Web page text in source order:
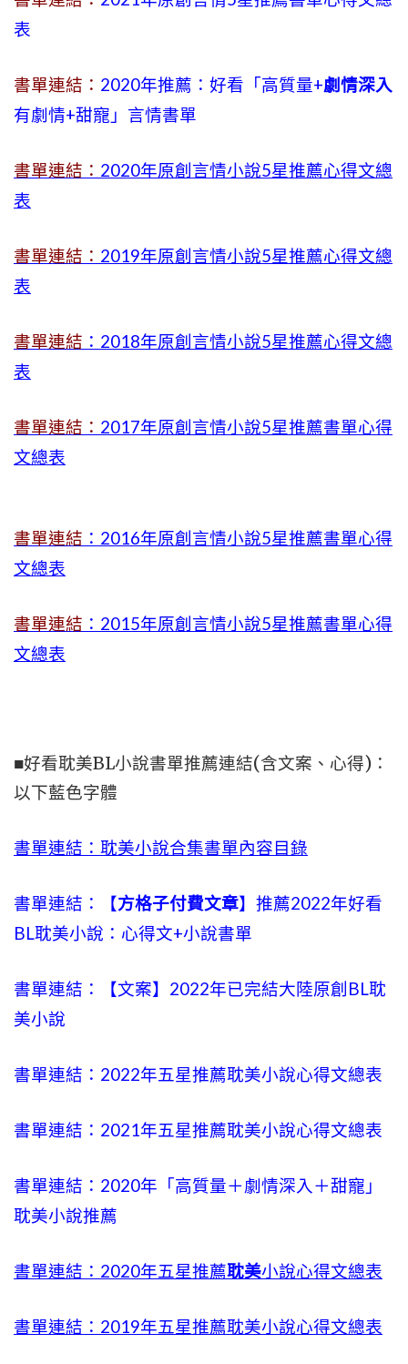
表
書單連結： 2020年推薦：好看「高質量+劇情深入
有劇情+甜寵」言情書單
書單連結： 2020年原創言情小說5星推薦心得文總
表
書單連結： 2019年原創言情小說5星推薦心得文總
表
書單連結 ：2018年原創言情小說5星推薦心得文總
表
書單連結： 2017年原創言情小說5星推薦書單心得
文總表
書單連結 ：2016年原創言情小說5星推薦書單心得
文總表
書單連結 ：2015年原創言情小說5星推薦書單心得
文總表
■好看耽美BL小說書單推薦連結(含文案、心得)：
以下藍色字體
書單連結：耽美小說合集書單內容目錄
書單連結：【方格子付費文章】推薦2022年好看
BL耽美小說：心得文+小說書單
書單連結：【文案】2022年已完結大陸原創BL耽
美小說
書單連結：2022年五星推薦耽美小說心得文總表
書單連結：2021年五星推薦耽美小說心得文總表
書單連結：2020年「高質量＋劇情深入＋甜寵」
耽美小說推薦
書單連結：2020年五星推薦耽美小說心得文總表
書單連結：2019年五星推薦耽美小說心得文總表